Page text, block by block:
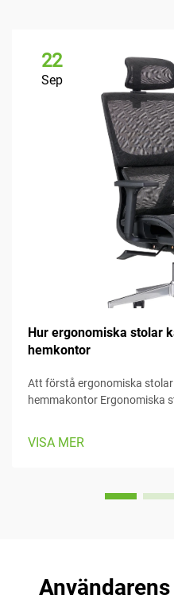
22
Sep
Hur ergonomiska stolar
hemkontor
Att förstå ergonomiska
hemmakontor Ergonomiska
preferenser. De flesta
VISA MER